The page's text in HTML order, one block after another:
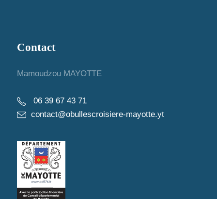
Contact
Mamoudzou MAYOTTE
06 39 67 43 71
contact@obullescroisiere-mayotte.yt